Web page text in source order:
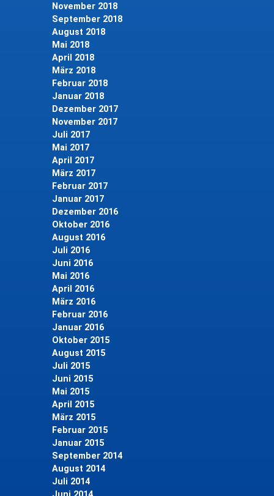
November 2018
September 2018
August 2018
Mai 2018
April 2018
März 2018
Februar 2018
Januar 2018
Dezember 2017
November 2017
Juli 2017
Mai 2017
April 2017
März 2017
Februar 2017
Januar 2017
Dezember 2016
Oktober 2016
August 2016
Juli 2016
Juni 2016
Mai 2016
April 2016
März 2016
Februar 2016
Januar 2016
Oktober 2015
August 2015
Juli 2015
Juni 2015
Mai 2015
April 2015
März 2015
Februar 2015
Januar 2015
September 2014
August 2014
Juli 2014